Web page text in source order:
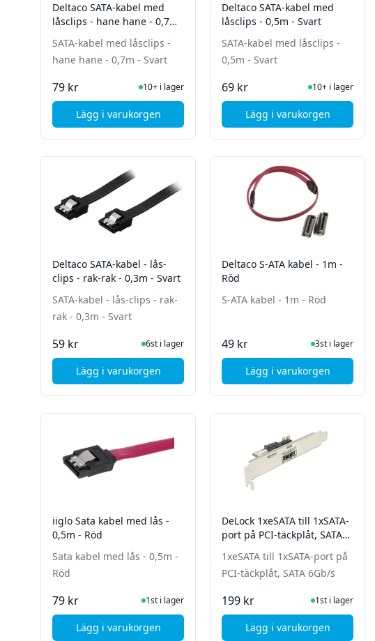
Deltaco SATA-kabel med
låsclips - hane hane - 0,7m
SATA-kabel med låsclips -
hane hane - 0,7m - Svart
79 kr I Lager10+ i lager
Lägg i varukorgen, Deltaco SATA-kabel med låsclips - hane hane - 0,7m -
Deltaco SATA-kabel med
låsclips - 0,5m - Svart
SATA-kabel med låsclips -
0,5m - Svart
69 kr I Lager10+ i lager
Lägg i varukorgen
, Deltaco SATA-
Deltaco SATA-kabel - lås-
clips - rak-rak - 0,3m - Svart
SATA-kabel - lås-clips - rak-
rak - 0,3m - Svart
59 kr I Lager6st i lager
Lägg i varukorgen, Deltaco SATA-kabel - lås-clips - rak-rak - 0,3m - Svart
Deltaco S-ATA kabel - 1m -
Röd
S-ATA kabel - 1m - Röd
49 kr I Lager3st i lager
Lägg i varukorgen
, Deltaco S-ATA
iiglo Sata kabel med lås -
0,5m - Röd
Sata kabel med lås - 0,5m -
Röd
79 kr I Lager1st i lager
Lägg i varukorgen, iiglo Sata kabel med lås - 0,5m - Röd
DeLock 1xeSATA till 1xSATA-
port på PCI-täckplåt, SATA
1xeSATA till 1xSATA-port på
PCI-täckplåt, SATA 6Gb/s
199 kr I Lager1st i lager
Lägg i varukorgen
, DeLock 1xeSATA